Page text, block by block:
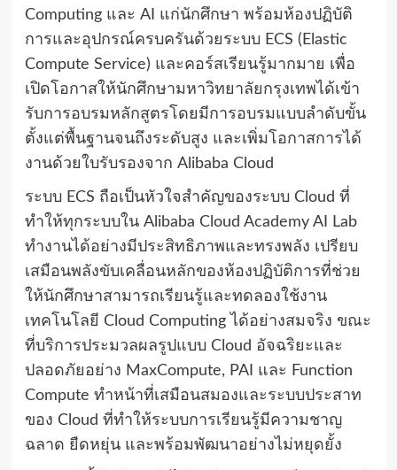
Computing และ AI แก่นักศึกษา พร้อมห้องปฏิบัติ
การและอุปกรณ์ครบครันด้วยระบบ ECS (Elastic
Compute Service) และคอร์สเรียนรู้มากมาย เพื่อ
เปิดโอกาสให้นักศึกษามหาวิทยาลัยกรุงเทพได้เข้า
รับการอบรมหลักสูตรโดยมีการอบรมแบบลำดับขั้น
ตั้งแต่พื้นฐานจนถึงระดับสูง และเพิ่มโอกาสการได้
งานด้วยใบรับรองจาก Alibaba Cloud
ระบบ ECS ถือเป็นหัวใจสำคัญของระบบ Cloud ที่
ทำให้ทุกระบบใน Alibaba Cloud Academy AI Lab
ทำงานได้อย่างมีประสิทธิภาพและทรงพลัง เปรียบ
เสมือนพลังขับเคลื่อนหลักของห้องปฏิบัติการที่ช่วย
ให้นักศึกษาสามารถเรียนรู้และทดลองใช้งาน
เทคโนโลยี Cloud Computing ได้อย่างสมจริง ขณะ
ที่บริการประมวลผลรูปแบบ Cloud อัจฉริยะและ
ปลอดภัยอย่าง MaxCompute, PAI และ Function
Compute ทำหน้าที่เสมือนสมองและระบบประสาท
ของ Cloud ที่ทำให้ระบบการเรียนรู้มีความชาญ
ฉลาด ยืดหยุ่น และพร้อมพัฒนาอย่างไม่หยุดยั้ง